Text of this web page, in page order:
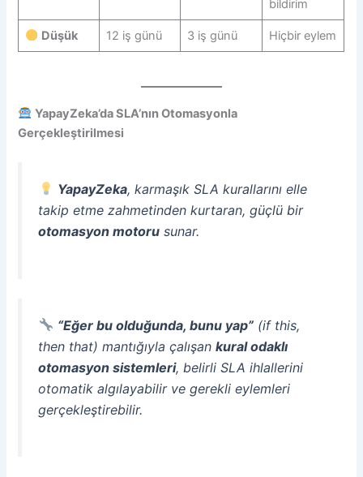
bildirim
Düşük 12 iş günü 3 iş günü Hiçbir eylem
YapayZeka’da SLA’nın Otomasyonla
Gerçekleştirilmesi
YapayZeka, karmaşık SLA kurallarını elle
takip etme zahmetinden kurtaran, güçlü bir
otomasyon motoru sunar.
“Eğer bu olduğunda, bunu yap”(if this,
then that) mantığıyla çalışankural odaklı
otomasyon sistemleri, belirli SLA ihlallerini
otomatik algılayabilir ve gerekli eylemleri
gerçekleştirebilir.